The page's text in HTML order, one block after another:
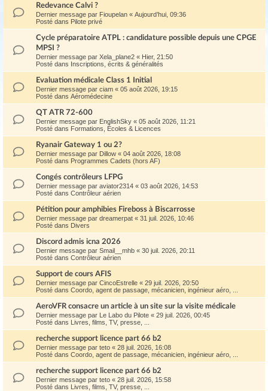
Redevance Calvi ?
Dernier message par Fioupelan « Aujourd’hui, 09:36
Posté dans Pilote privé
Cycle préparatoire ATPL : candidature possible depuis une CPGE
MPSI ?
Dernier message par Xela_plane2 « Hier, 21:50
Posté dans Inscriptions, écrits & généralités
Evaluation médicale Class 1 Initial
Dernier message par ciam « 05 août 2026, 19:15
Posté dans Aéromédecine
QT ATR 72-600
Dernier message par EnglishSky « 05 août 2026, 11:21
Posté dans Formations, Écoles & Licences
Ryanair Gateway 1 ou 2?
Dernier message par Dillow « 04 août 2026, 18:08
Posté dans Programmes Cadets (hors AF)
Congés contrôleurs LFPG
Dernier message par aviator2314 « 03 août 2026, 14:53
Posté dans Contrôleur aérien
Pétition pour amphibies Fireboss à Biscarrosse
Dernier message par dreamerpat « 31 juil. 2026, 10:46
Posté dans Divers
Discord admis icna 2026
Dernier message par Smail__mhb « 30 juil. 2026, 20:11
Posté dans Contrôleur aérien
Support de cours AFIS
Dernier message par CincoEstrelle « 29 juil. 2026, 20:50
Posté dans Coordo, agent de passage, mécanicien, ingénieur aéro, ...
AeroVFR consacre un article à un site sur la visite médicale
Dernier message par Le Labo du Pilote « 29 juil. 2026, 00:45
Posté dans Livres, films, TV, presse, ...
recherche support licence part 66 b2
Dernier message par teto « 28 juil. 2026, 16:08
Posté dans Coordo, agent de passage, mécanicien, ingénieur aéro, ...
recherche support licence part 66 b2
Dernier message par teto « 28 juil. 2026, 15:58
Posté dans Livres, films, TV, presse, ...